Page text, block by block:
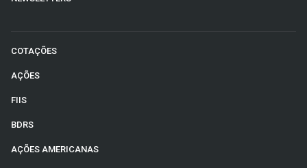
COTAÇÕES
AÇÕES
FIIS
BDRS
AÇÕES AMERICANAS